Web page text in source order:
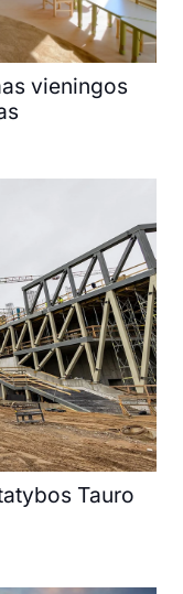
vieningos
Tauro